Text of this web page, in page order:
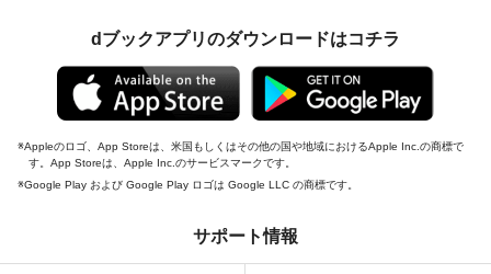
dブックアプリのダウンロードはコチラ
Appleのロゴ、App Storeは、米国もしくはその他の国や地域におけるApple Inc.の商標で
す。App Storeは、Apple Inc.のサービスマークです。
Google Play および Google Play ロゴは Google LLC の商標です。
サポート情報